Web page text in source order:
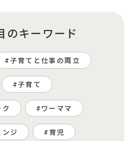
のキーワード
子育てと仕事の両立
子育て
ワーママ
ジ 育児